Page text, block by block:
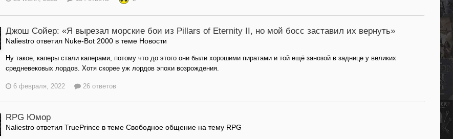
Джош Сойер: «Я вырезал морские бои из Pillars of Eternity II, но мой босс заставил их вернуть»
Naliestro ответил Nuke-Bot 2000 в теме Новости
Ну такое, каперы стали каперами, потому что до этого они были хорошими пиратами и той ещё занозой в заднице у великих
средневековых лордов. Хотя скорее уж лордов эпохи возрождения.
6 февраля, 2022 26 ответов
RPG Юмор
Naliestro ответил TruePrince в теме Свободное общение на тему RPG